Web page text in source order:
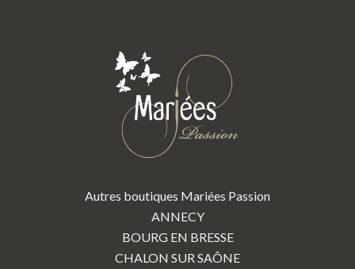
Autres boutiques Mariées Passion
ANNECY
BOURG EN BRESSE
CHALON SUR SAÔNE